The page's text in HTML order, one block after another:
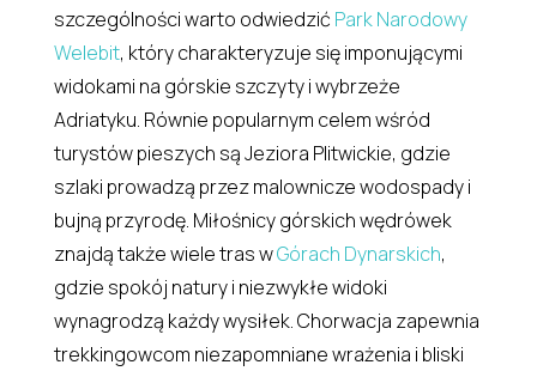
szczególności warto odwiedzić Park Narodowy
Welebit, który charakteryzuje się imponującymi
widokami na górskie szczyty i wybrzeże
Adriatyku. Równie popularnym celem wśród
turystów pieszych są Jeziora Plitwickie, gdzie
szlaki prowadzą przez malownicze wodospady i
bujną przyrodę. Miłośnicy górskich wędrówek
znajdą także wiele tras wGórach Dynarskich,
gdzie spokój natury i niezwykłe widoki
wynagrodzą każdy wysiłek. Chorwacja zapewnia
trekkingowcom niezapomniane wrażenia i bliski